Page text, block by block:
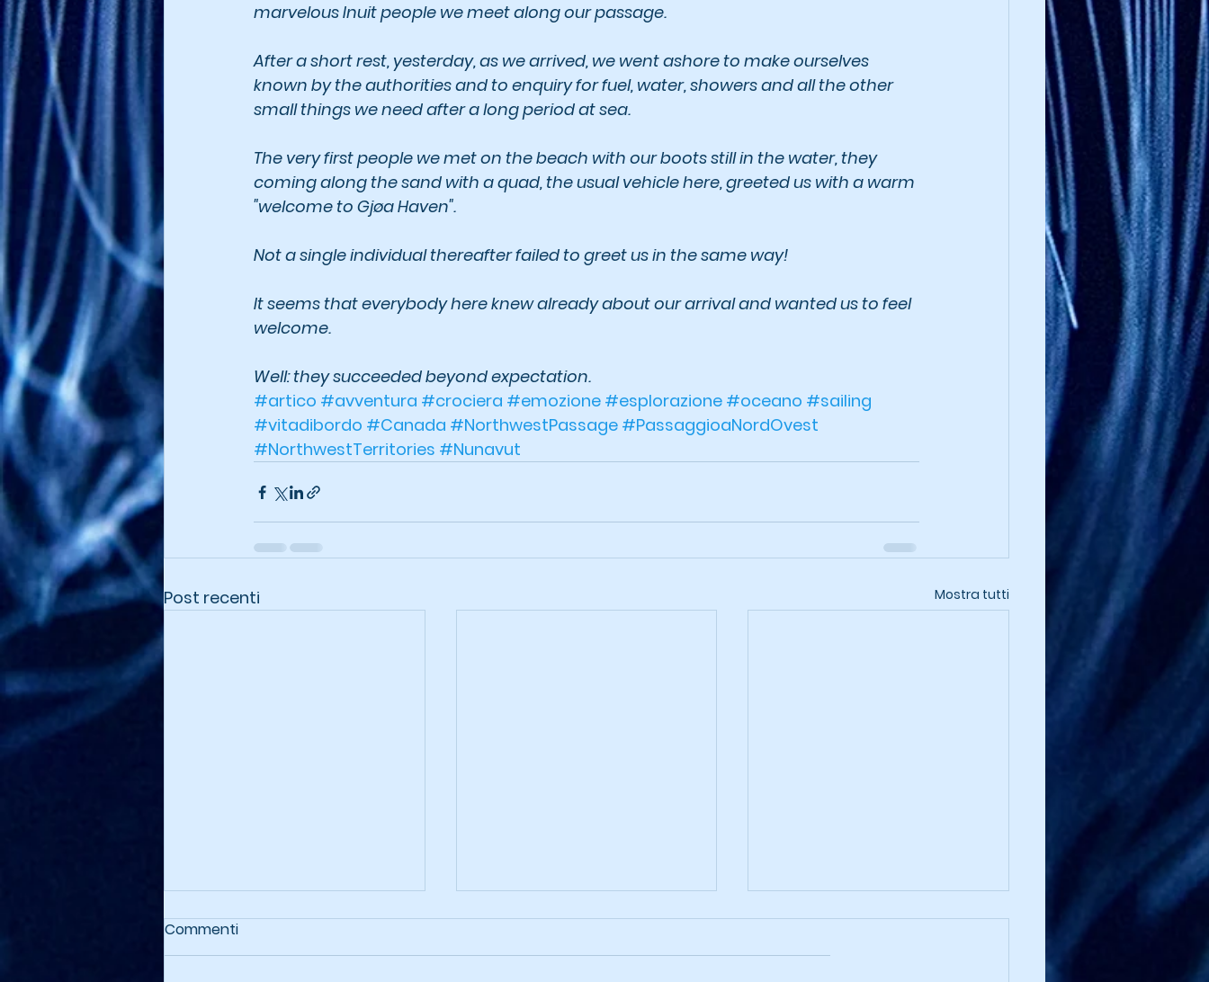
marvelous Inuit people we meet along our passage.
After a short rest, yesterday, as we arrived, we went ashore to make ourselves
known by the authorities and to enquiry for fuel, water, showers and all the other
small things we need after a long period at sea.
The very first people we met on the beach with our boots still in the water, they
coming along the sand with a quad, the usual vehicle here, greeted us with a warm
"welcome to Gjøa Haven".
Not a single individual thereafter failed to greet us in the same way!
It seems that everybody here knew already about our arrival and wanted us to feel
welcome.
Well: they succeeded beyond expectation.
#artico #avventura #crociera #emozione #esplorazione #oceano #sailing
#vitadibordo #Canada #NorthwestPassage #PassaggioaNordOvest
#NorthwestTerritories #Nunavut
Post recenti Mostra tutti
Commenti